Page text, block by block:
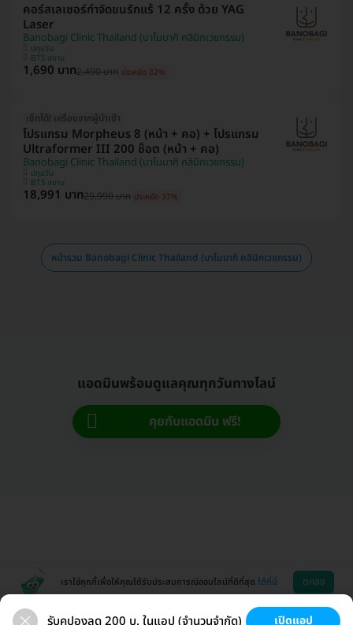
คอร์สเลเซอร์กำจัดขนรักแร้ 12 ครั้ง ด้วย YAG
Laser
Banobagi Clinic Thailand (บาโนบากิ คลินิกเวชกรรม)
ปทุมวัน
BTS สยาม
1,690 บาท2,490 บาท ประหยัด 32%
เช็กได้! เครื่องจากผู้นำเข้า
โปรแกรม Morpheus 8 (หน้า + คอ) + โปรแกรม
Ultraformer III 200 ช็อต (หน้า + คอ)
Banobagi Clinic Thailand (บาโนบากิ คลินิกเวชกรรม)
ปทุมวัน
BTS สยาม
18,991 บาท29,990 บาท ประหยัด 37%
หน้ารวม Banobagi Clinic Thailand (บาโนบากิ คลินิกเวชกรรม)
แอดมินพร้อมดูแลคุณทุกวันทางไลน์
คุยกับแอดมิน ฟรี!
เราใช้คุกกี้เพื่อให้คุณได้รับประสบการณ์ออนไลน์ที่ดีที่สุด ได้ที่นี่ ตกลง
รับคูปองลด 200 บ. ในแอป (จำนวนจำกัด) เปิดแอป